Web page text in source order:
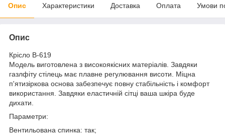
Опис Характеристики Доставка Оплата Умови
Опис
Крісло B-619
Модель виготовлена з високоякісних матеріалів. Завдяки
газлфіту стілець має плавне регулювання висоти. Міцна
п'ятизіркова основа забезпечує повну стабільність і комфорт
використання. Завдяки еластичній сітці ваша шкіра буде
дихати.
Параметри:
Вентильована спинка: так;